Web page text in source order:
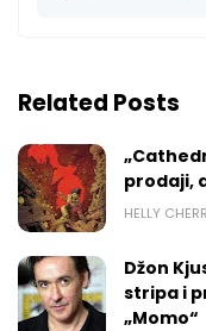
Related Posts
prodaji,
HELLY
Džon
stripa i
„Momo“